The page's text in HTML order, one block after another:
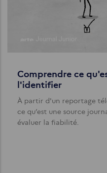
Comprendre ce
l'identifier
À partir d'un reportage
ce qu’est une source
évaluer la fiabilité.